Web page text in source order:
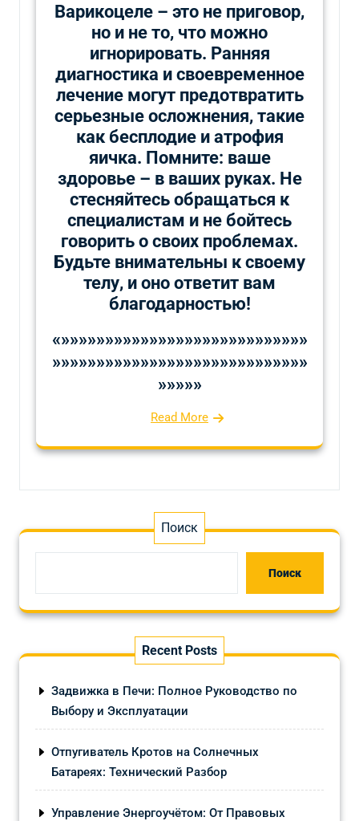
Варикоцеле – это не приговор,
но и не то, что можно
игнорировать. Ранняя
диагностика и своевременное
лечение могут предотвратить
серьезные осложнения, такие
как бесплодие и атрофия
яичка. Помните: ваше
здоровье – в ваших руках. Не
стесняйтесь обращаться к
специалистам и не бойтесь
говорить о своих проблемах.
Будьте внимательны к своему
телу, и оно ответит вам
благодарностью!
«»»»»»»»»»»»»»»»»»»»»»»»»»»»»
»»»»»»»»»»»»»»»»»»»»»»»»»»»»»
»»»»»
Read More
Поиск
Поиск
Recent Posts
Задвижка в Печи: Полное Руководство по
Выбору и Эксплуатации
Отпугиватель Кротов на Солнечных
Батареях: Технический Разбор
Управление Энергоучётом: От Правовых